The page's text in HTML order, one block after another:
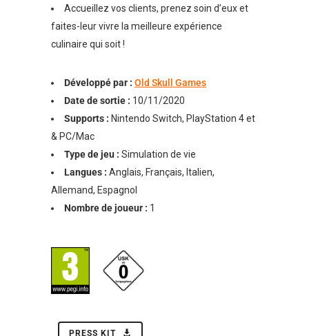
Accueillez vos clients, prenez soin d’eux et
faites-leur vivre la meilleure expérience
culinaire qui soit !
Développé par : Old Skull Games
Date de sortie : 10/11/2020
Supports : Nintendo Switch, PlayStation 4 et
& PC/Mac
Type de jeu : Simulation de vie
Langues : Anglais, Français, Italien,
Allemand, Espagnol
Nombre de joueur : 1
PRESS KIT